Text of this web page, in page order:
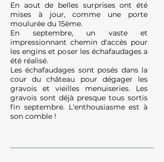
En aout de belles surprises ont été
mises à jour, comme une porte
moulurée du 15ème.
En septembre, un vaste et
impressionnant chemin d'accès pour
les engins et poser les échafaudages a
été réalisé.
Les échafaudages sont posés dans la
cour du château pour dégager les
gravois et vieilles menuiseries. Les
gravois sont déjà presque tous sortis
fin septembre. L'enthousiasme est à
son comble !